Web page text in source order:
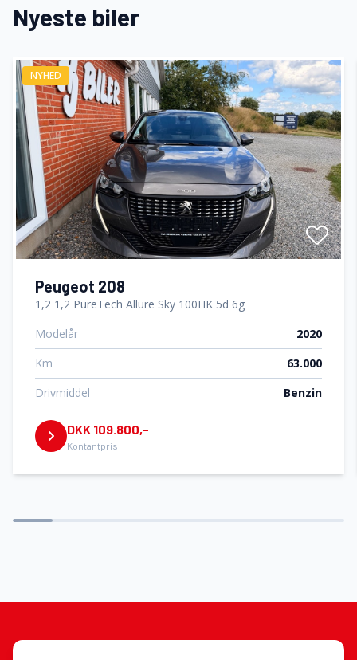
El-ruder x4
El-spejle
Fartpilot
Fjernbetjent centrallås
Fuldautomatisk klimaanlæg
Højdejusterbart førersæde
Isofix
Kørecomputer
Læderrat
Stofsæder
Nyeste biler
NYHED
Peugeot 208
1,2 1,2 PureTech Allure Sky 100HK 5d 6g
Modelår
2020
Km
63.000
Drivmiddel
Benzin
DKK 109.800,-
Kontantpris